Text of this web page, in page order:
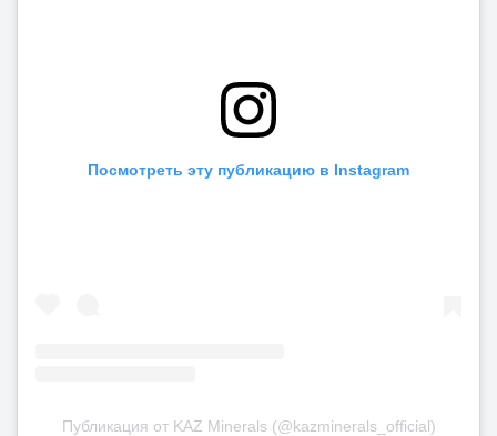
Посмотреть эту публикацию в Instagram
Публикация от KAZ Minerals (@kazminerals_official)